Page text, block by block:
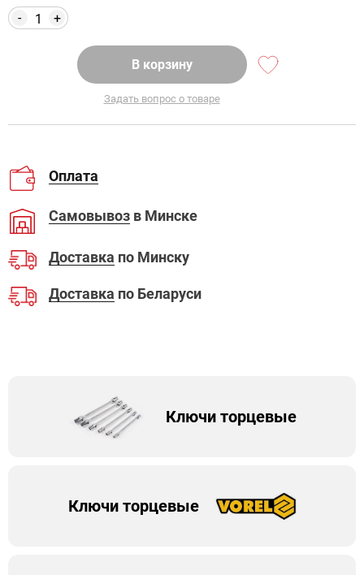
+
-
В корзину
Задать вопрос о товаре
Оплата
Самовывоз в Минске
Доставка по Минску
Доставка по Беларуси
Ключи торцевые
Ключи торцевые